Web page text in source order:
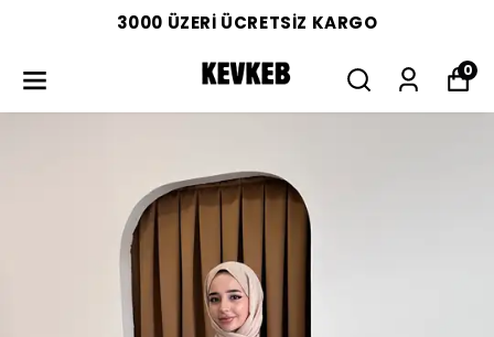
3000 ÜZERİ ÜCRETSİZ KARGO
0